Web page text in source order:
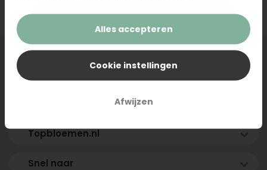
Topbloemen.nl
Snel naar
Alles accepteren
Cookie instellingen
Afwijzen